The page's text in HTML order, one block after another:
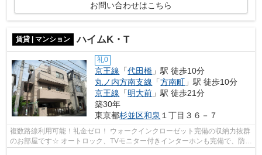
お問い合わせはこちら
賃貸 | マンション ハイムK・T
礼0
京王線 「代田橋 」駅 徒歩10分
丸ノ内方南支線 「方南町 」駅 徒歩10分
京王線 「明大前 」駅 徒歩21分
築30年
東京都杉並区和泉 １丁目３６－７
複数路線利用可能！礼金ゼロ！ ウォークインクローゼット完備の収納力抜群
のお部屋です☆ オートロック、TVモニター付きインターホンも完備で、防犯